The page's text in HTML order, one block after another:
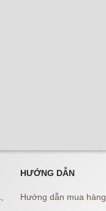
HƯỚNG DẪN
Hướng dẫn mua hàng